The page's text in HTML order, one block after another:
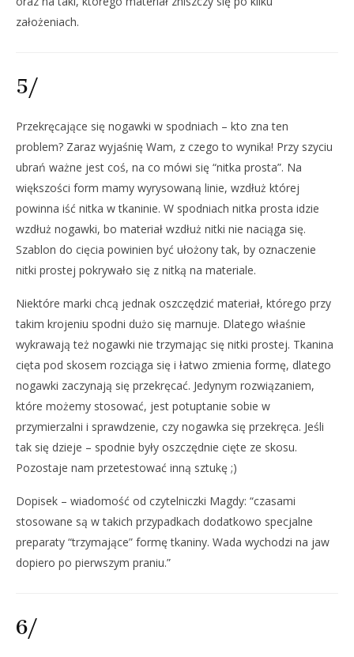
założeniach.
5/
Przekręcające się nogawki w spodniach – kto zna ten
problem? Zaraz wyjaśnię Wam, z czego to wynika! Przy szyciu
ubrań ważne jest coś, na co mówi się “nitka prosta”. Na
większości form mamy wyrysowaną linie, wzdłuż której
powinna iść nitka w tkaninie. W spodniach nitka prosta idzie
wzdłuż nogawki, bo materiał wzdłuż nitki nie naciąga się.
Szablon do cięcia powinien być ułożony tak, by oznaczenie
nitki prostej pokrywało się z nitką na materiale.
Niektóre marki chcą jednak oszczędzić materiał, którego przy
takim krojeniu spodni dużo się marnuje. Dlatego właśnie
wykrawają też nogawki nie trzymając się nitki prostej. Tkanina
cięta pod skosem rozciąga się i łatwo zmienia formę, dlatego
nogawki zaczynają się przekręcać. Jedynym rozwiązaniem,
które możemy stosować, jest potuptanie sobie w
przymierzalni i sprawdzenie, czy nogawka się przekręca. Jeśli
tak się dzieje – spodnie były oszczędnie cięte ze skosu.
Pozostaje nam przetestować inną sztukę ;)
Dopisek – wiadomość od czytelniczki Magdy: “czasami
stosowane są w takich przypadkach dodatkowo specjalne
preparaty “trzymające” formę tkaniny. Wada wychodzi na jaw
dopiero po pierwszym praniu.”
6/